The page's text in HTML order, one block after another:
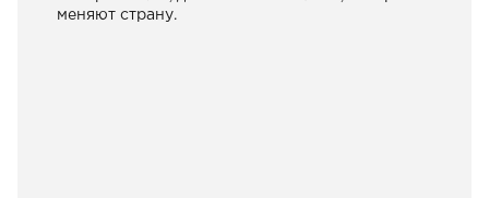
меняют страну.